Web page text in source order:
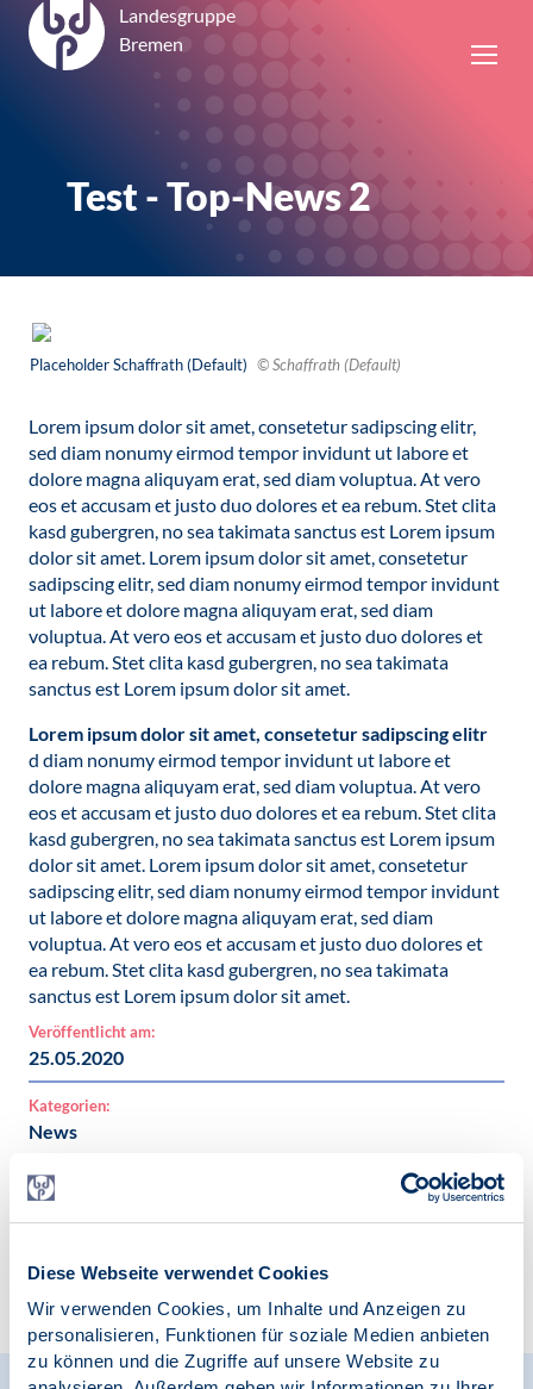
Diese Webseite verwendet Cookies
Wir verwenden Cookies, um Inhalte und Anzeigen zu
personalisieren, Funktionen für soziale Medien anbieten
zu können und die Zugriffe auf unsere Website zu
Landesgruppe
Bremen
Test - Top-News 2
Placeholder Schaffrath (Default) © Schaffrath (Default)
Lorem ipsum dolor sit amet, consetetur sadipscing elitr,
sed diam nonumy eirmod tempor invidunt ut labore et
dolore magna aliquyam erat, sed diam voluptua. At vero
eos et accusam et justo duo dolores et ea rebum. Stet clita
kasd gubergren, no sea takimata sanctus est Lorem ipsum
dolor sit amet. Lorem ipsum dolor sit amet, consetetur
sadipscing elitr, sed diam nonumy eirmod tempor invidunt
ut labore et dolore magna aliquyam erat, sed diam
voluptua. At vero eos et accusam et justo duo dolores et
ea rebum. Stet clita kasd gubergren, no sea takimata
sanctus est Lorem ipsum dolor sit amet.
Lorem ipsum dolor sit amet, consetetur sadipscing elitr
d diam nonumy eirmod tempor invidunt ut labore et
dolore magna aliquyam erat, sed diam voluptua. At vero
eos et accusam et justo duo dolores et ea rebum. Stet clita
kasd gubergren, no sea takimata sanctus est Lorem ipsum
dolor sit amet. Lorem ipsum dolor sit amet, consetetur
sadipscing elitr, sed diam nonumy eirmod tempor invidunt
ut labore et dolore magna aliquyam erat, sed diam
voluptua. At vero eos et accusam et justo duo dolores et
ea rebum. Stet clita kasd gubergren, no sea takimata
sanctus est Lorem ipsum dolor sit amet.
Veröffentlicht am:
25.05.2020
Kategorien:
News
Zur Übersicht